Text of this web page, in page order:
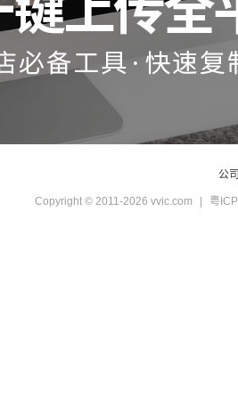
公
Copyright © 2011-2026 vvic.com 粤